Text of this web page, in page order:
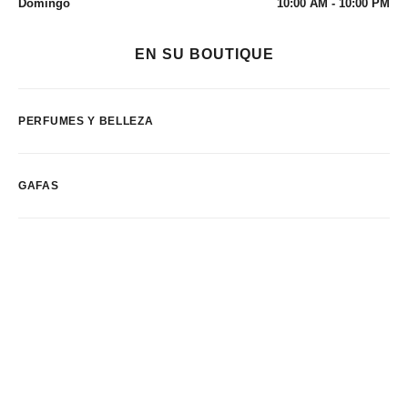
Domingo
10:00 AM - 10:00 PM
EN SU BOUTIQUE
PERFUMES Y BELLEZA
GAFAS